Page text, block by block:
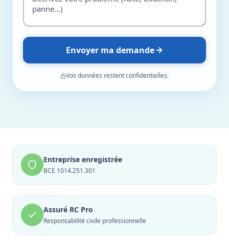
Envoyer ma demande
Vos données restent confidentielles.
Entreprise enregistrée
BCE 1014.251.301
Assuré RC Pro
Responsabilité civile professionnelle